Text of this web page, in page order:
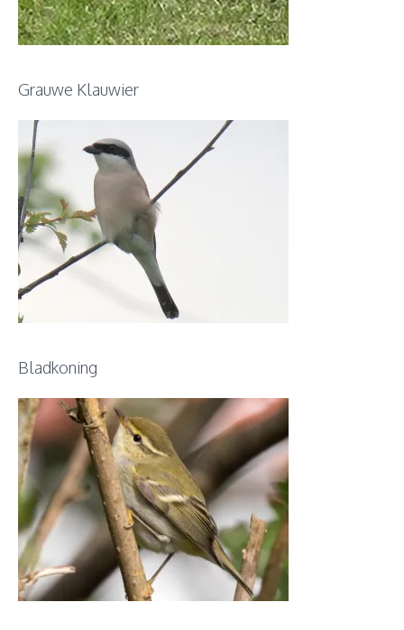
Grauwe Klauwier
Bladkoning